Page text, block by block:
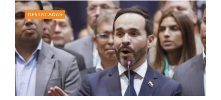
DESTACADAS